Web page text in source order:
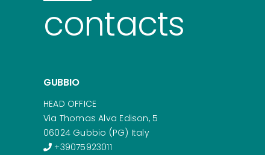
contacts
GUBBIO
HEAD OFFICE
Via Thomas Alva Edison, 5
06024 Gubbio (PG) Italy
+39075923011